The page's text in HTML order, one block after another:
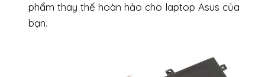
phẩm thay thế hoàn hảo cho laptop Asus của
bạn.